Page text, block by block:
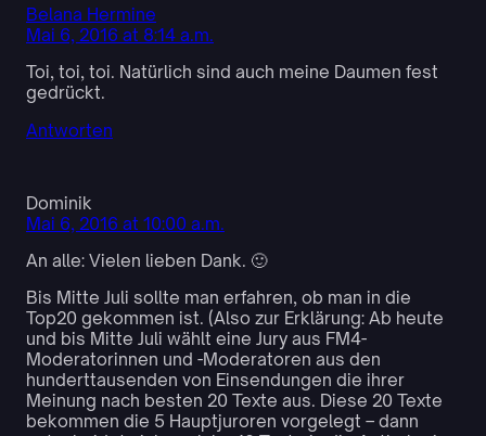
Belana Hermine
Mai 6, 2016 at 8:14 a.m.
Toi, toi, toi. Natürlich sind auch meine Daumen fest
gedrückt.
Antworten
Dominik
Mai 6, 2016 at 10:00 a.m.
An alle: Vielen lieben Dank. 🙂
Bis Mitte Juli sollte man erfahren, ob man in die
Top20 gekommen ist. (Also zur Erklärung: Ab heute
und bis Mitte Juli wählt eine Jury aus FM4-
Moderatorinnen und -Moderatoren aus den
hunderttausenden von Einsendungen die ihrer
Meinung nach besten 20 Texte aus. Diese 20 Texte
bekommen die 5 Hauptjuroren vorgelegt – dann